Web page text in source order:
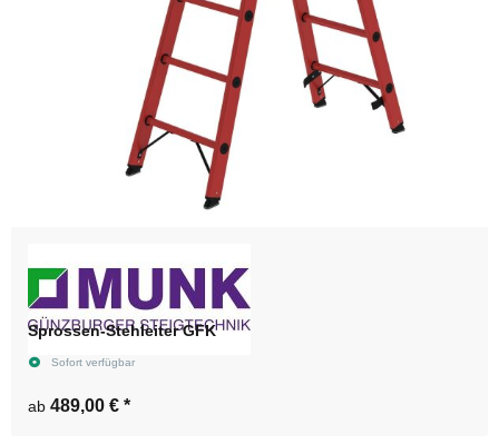
Sprossen-Stehleiter GFK
Sofort verfügbar
ab 489,00 € *